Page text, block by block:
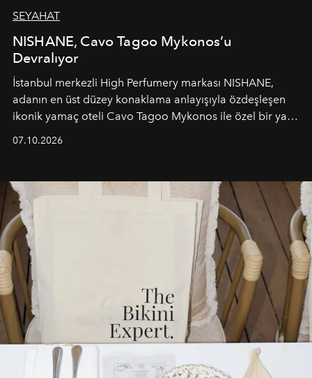
SEYAHAT
NISHANE, Cavo Tagoo Mykonos’u
Devralıyor
İstanbul merkezli High Perfumery markası NISHANE,
adanın en üst düzey konaklama anlayışıyla özdeşleşen
ikonik yamaç oteli Cavo Tagoo Mykonos ile özel bir yaz
buluşturarak markanın Cavo Tagoo’daki varlığını
sürükleyici ve mevsime özel bir deneyime dönüştürüyor.
07.10.2026